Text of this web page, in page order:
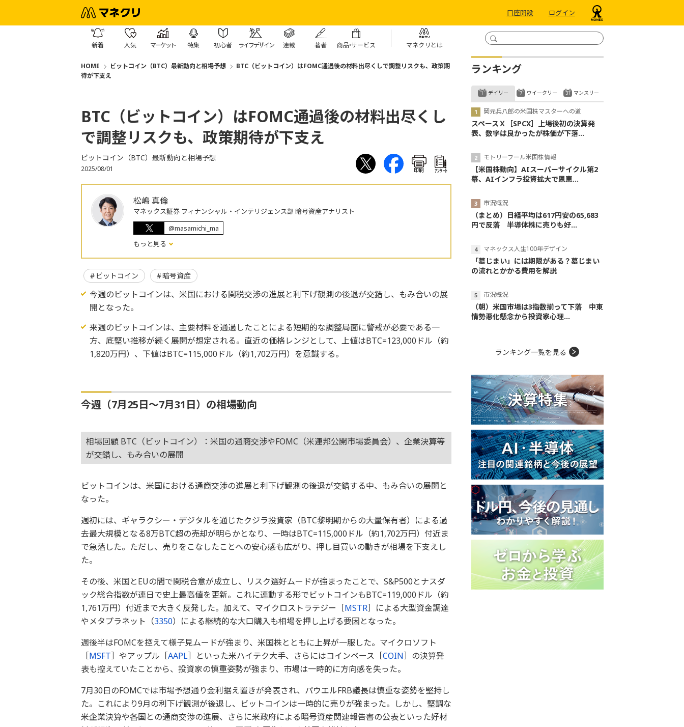
口座開設 ログイン
新着 人気 マーケット 特集 初心者 ライフデザイン 連載 著者 商品・サービス マネクリとは
HOME ビットコイン（BTC）最新動向と相場予想
BTC（ビットコイン）はFOMC通過後の材料出尽くしで調整リスクも、政策期
待が下支え
BTC（ビットコイン）はFOMC通過後の材料出尽くし
で調整リスクも、政策期待が下支え
ビットコイン（BTC）最新動向と相場予想
2025/08/01 印刷 ｱﾝｹｰﾄ
松嶋 真倫
マネックス証券 フィナンシャル・インテリジェンス部 暗号資産アナリスト
@masamichi_ma
もっと見る
ビットコイン 暗号資産
今週のビットコインは、米国における関税交渉の進展と利下げ観測の後退が交錯し、もみ合いの展
開となった。
来週のビットコインは、主要材料を通過したことによる短期的な調整局面に警戒が必要である一
方、底堅い推移が続く展開が想定される。直近の価格レンジとして、上値はBTC=123,000ドル（約
1,820万円）、下値はBTC=115,000ドル（約1,702万円）を意識する。
今週（7月25日～7月31日）の相場動向
相場回顧 BTC（ビットコイン）：米国の通商交渉やFOMC（米連邦公開市場委員会）、企業決算等
が交錯し、もみ合いの展開
ビットコインは、米国における通商交渉の進展と利下げ観測の後退が交錯する中、もみ合いの展開と
なった。
週初には、ギャラクシー・デジタルを通じたクジラ投資家（BTC黎明期からの大量保有者）による過
去最大規模となる8万BTC超の売却が明らかとなり、一時はBTC=115,000ドル（約1,702万円）付近ま
で急落した。ただし、売りをこなしたことへの安心感も広がり、押し目買いの動きが相場を下支えし
た。
その後、米国とEUの間で関税合意が成立し、リスク選好ムードが強まったことで、S&P500とナスダ
ック総合指数が連日で史上最高値を更新。これに連動する形でビットコインもBTC=119,000ドル（約
1,761万円）付近まで大きく反発した。加えて、マイクロストラテジー［MSTR］による大型資金調達
やメタプラネット（3350）による継続的な大口購入も相場を押し上げる要因となった。
週後半はFOMCを控えて様子見ムードが強まり、米国株とともに上昇が一服した。マイクロソフト
［MSFT］やアップル［AAPL］といった米ハイテク大手、さらにはコインベース［COIN］の決算発
表も控えていたことから、投資家の慎重姿勢が強まり、市場は一時的に方向感を失った。
7月30日のFOMCでは市場予想通り金利据え置きが発表され、パウエルFRB議長は慎重な姿勢を堅持し
た。これにより9月の利下げ観測が後退し、ビットコインは一時的に売りが強まった。しかし、堅調な
米企業決算や各国との通商交渉の進展、さらに米政府による暗号資産関連報告書の公表といった好材
ランキング
デイリー
岡元兵八郎の米国株マスターへの道
スペースＸ［SPCX］上場後初の決算発
表、数字は良かったが株価が下落...
モトリーフール米国株情報
【米国株動向】AIスーパーサイクル第2
幕、AIインフラ投資拡大で恩恵...
市況概況
（まとめ）日経平均は617円安の65,683
円で反落 半導体株に売りも好...
マネックス人生100年デザイン
「墓じまい」には期限がある？墓じまい
の流れとかかる費用を解説
市況概況
（朝）米国市場は3指数揃って下落 中東
情勢悪化懸念から投資家心理...
ウイークリー マンスリー
ランキング一覧を見る